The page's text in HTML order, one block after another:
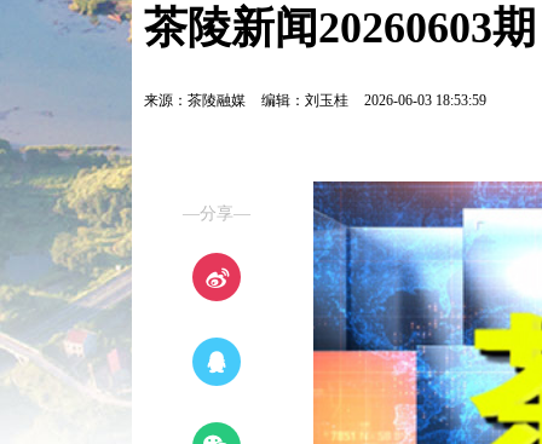
茶陵新闻20260603期
来源：茶陵融媒 编辑：刘玉桂 2026-06-03 18:53:59
—分享—